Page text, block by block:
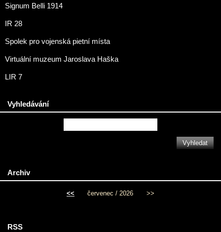
Signum Belli 1914
IR 28
Spolek pro vojenská pietní místa
Virtuální muzeum Jaroslava Haška
LIR 7
Vyhledávání
Archiv
<< červenec / 2026 >>
RSS